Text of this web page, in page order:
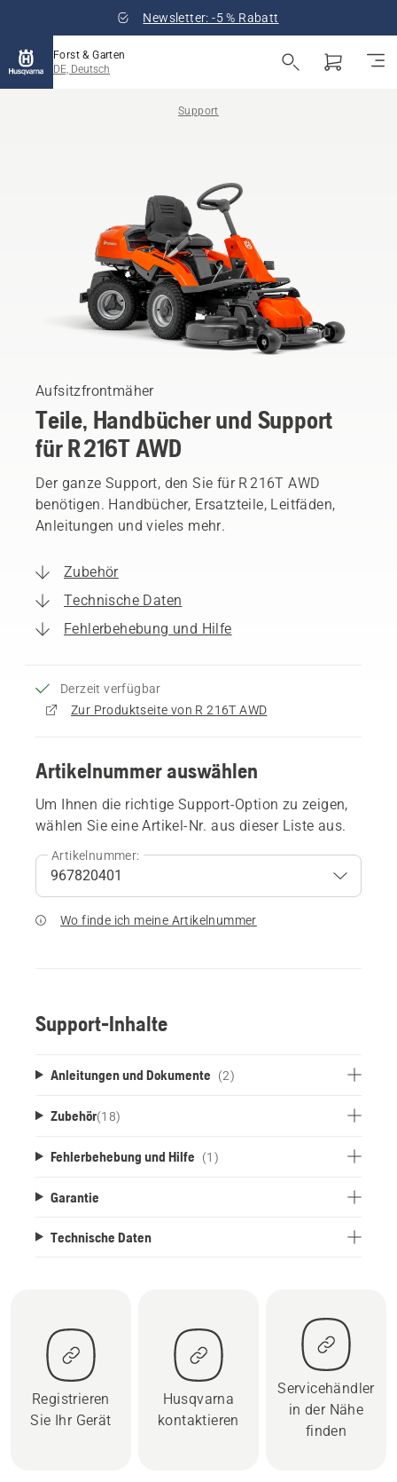
Newsletter: -5 % Rabatt
Forst & Garten
DE, Deutsch
Support
Aufsitzfrontmäher
Teile, Handbücher und Support
für R 216T AWD
Der ganze Support, den Sie für R 216T AWD
benötigen. Handbücher, Ersatzteile, Leitfäden,
Anleitungen und vieles mehr.
Zubehör
Technische Daten
Fehlerbehebung und Hilfe
Derzeit verfügbar
Zur Produktseite von R 216T AWD
Artikelnummer auswählen
Um Ihnen die richtige Support-Option zu zeigen,
wählen Sie eine Artikel-Nr. aus dieser Liste aus.
Artikelnummer:
Wo finde ich meine Artikelnummer
Support-Inhalte
Anleitungen und Dokumente (2)
Zubehör(18)
Fehlerbehebung und Hilfe (1)
Garantie
Technische Daten
Registrieren
Sie Ihr Gerät
Husqvarna
kontaktieren
Servicehändler
in der Nähe
finden